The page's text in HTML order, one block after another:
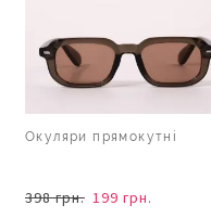
Окуляри прямокутні
398 грн. 199 грн.